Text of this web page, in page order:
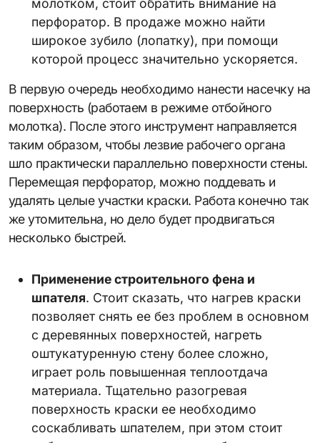
молотком, стоит обратить внимание на
перфоратор. В продаже можно найти
широкое зубило (лопатку), при помощи
которой процесс значительно ускоряется.
В первую очередь необходимо нанести насечку на
поверхность (работаем в режиме отбойного
молотка). После этого инструмент направляется
таким образом, чтобы лезвие рабочего органа
шло практически параллельно поверхности стены.
Перемещая перфоратор, можно поддевать и
удалять целые участки краски. Работа конечно так
же утомительна, но дело будет продвигаться
несколько быстрей.
Применение строительного фена и
шпателя. Стоит сказать, что нагрев краски
позволяет снять ее без проблем в основном
с деревянных поверхностей, нагреть
оштукатуренную стену более сложно,
играет роль повышенная теплоотдача
материала. Тщательно разогревая
поверхность краски ее необходимо
соскабливать шпателем, при этом стоит